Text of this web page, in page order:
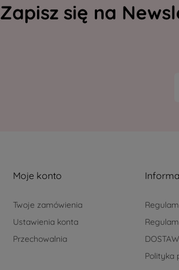
Zapisz się na
Moje konto
Twoje zamówienia
Ustawienia konta
Przechowalnia
Polityka